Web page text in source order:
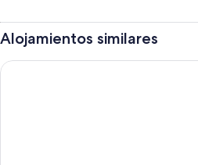
Alojamientos similares
Hotel Torrejoven